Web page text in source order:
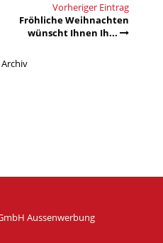
Vorheriger Eintrag
Fröhliche Weihnachten
wünscht Ihnen Ih...
Aussenwerbung